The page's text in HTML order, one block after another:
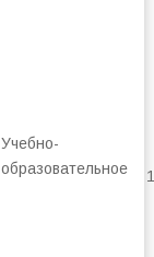
Учебно-
образовательное